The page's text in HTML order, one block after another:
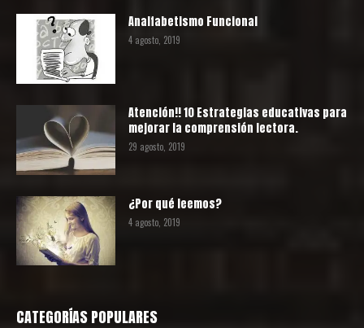
Analfabetismo Funcional
4 agosto, 2019
Atención!! 10 Estrategias educativas para
mejorar la comprensión lectora.
29 agosto, 2019
¿Por qué leemos?
4 agosto, 2019
CATEGORÍAS POPULARES